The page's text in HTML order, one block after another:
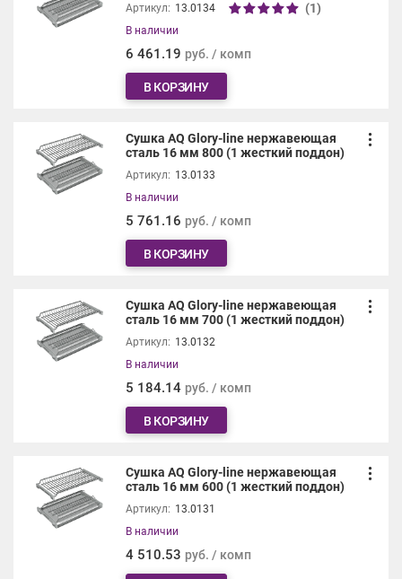
Артикул: 13.0134 (1)
В наличии
6 461.19 руб. / комп
В КОРЗИНУ
Сушка AQ Glory-line нержавеющая
сталь 16 мм 800 (1 жесткий поддон)
Артикул: 13.0133
В наличии
5 761.16 руб. / комп
В КОРЗИНУ
Сушка AQ Glory-line нержавеющая
сталь 16 мм 700 (1 жесткий поддон)
Артикул: 13.0132
В наличии
5 184.14 руб. / комп
В КОРЗИНУ
Сушка AQ Glory-line нержавеющая
сталь 16 мм 600 (1 жесткий поддон)
Артикул: 13.0131
В наличии
4 510.53 руб. / комп